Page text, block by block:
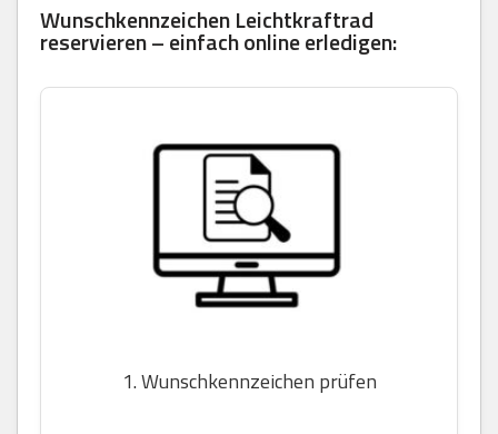
Wunschkennzeichen Leichtkraftrad
reservieren – einfach online erledigen:
1. Wunschkennzeichen prüfen